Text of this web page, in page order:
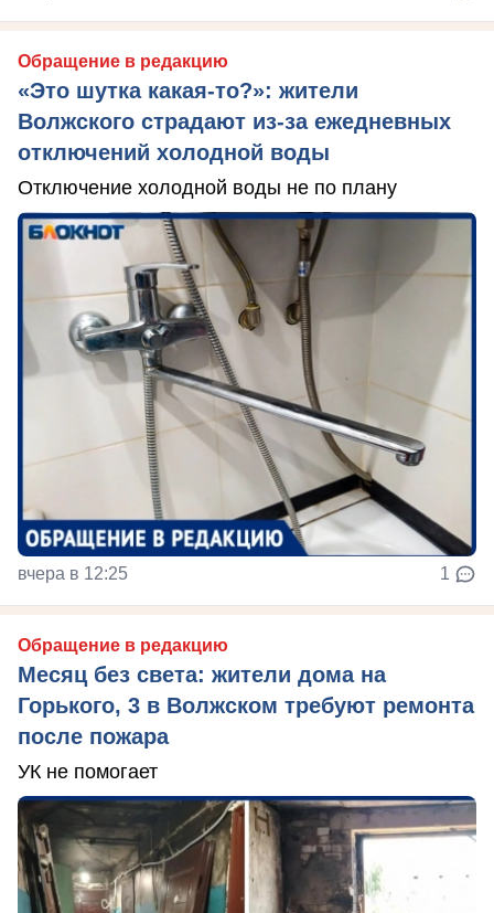
Обращение в редакцию
«Это шутка какая-то?»: жители
Волжского страдают из‑за ежедневных
отключений холодной воды
Отключение холодной воды не по плану
вчера в 12:25 1
Обращение в редакцию
Месяц без света: жители дома на
Горького, 3 в Волжском требуют ремонта
после пожара
УК не помогает